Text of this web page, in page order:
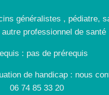
généralistes , pédiatre,
professionnel de santé
: pas de prérequis
de handicap : nous
06 74 85 33 20